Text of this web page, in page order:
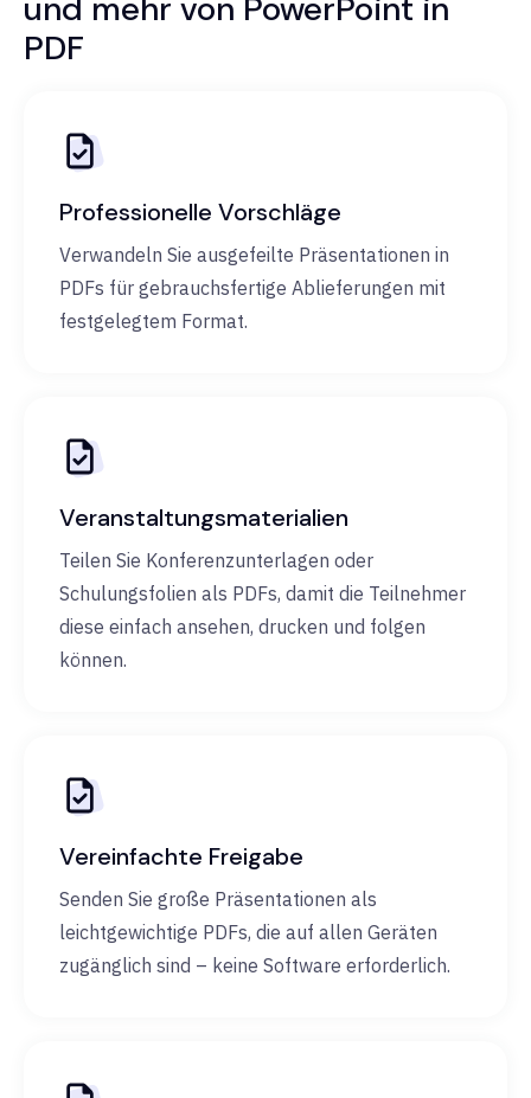
und mehr von PowerPoint in
PDF
Professionelle Vorschläge
Verwandeln Sie ausgefeilte Präsentationen in
PDFs für gebrauchsfertige Ablieferungen mit
festgelegtem Format.
Veranstaltungsmaterialien
Teilen Sie Konferenzunterlagen oder
Schulungsfolien als PDFs, damit die Teilnehmer
diese einfach ansehen, drucken und folgen
können.
Vereinfachte Freigabe
Senden Sie große Präsentationen als
leichtgewichtige PDFs, die auf allen Geräten
zugänglich sind – keine Software erforderlich.